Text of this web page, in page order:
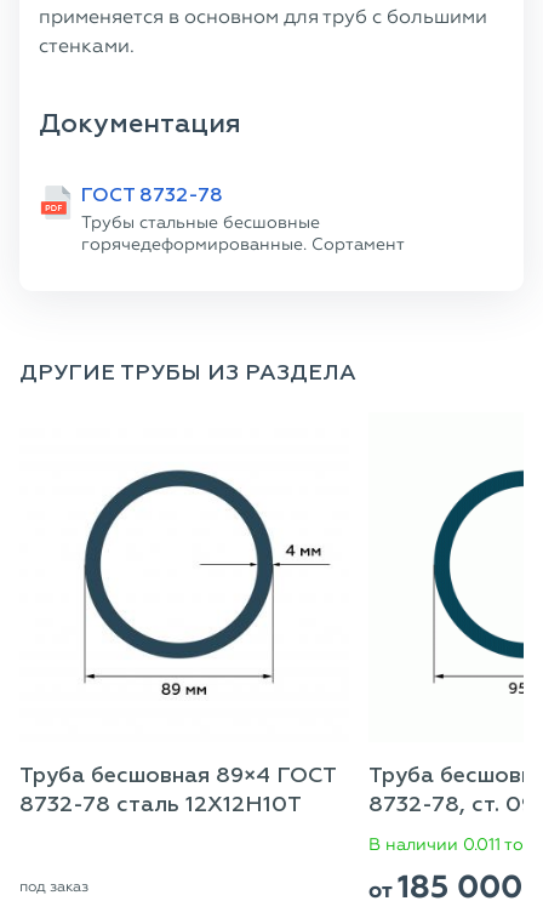
применяется в основном для труб с большими
стенками.
Документация
ГОСТ 8732-78
Трубы стальные бесшовные
горячедеформированные. Сортамент
ДРУГИЕ ТРУБЫ ИЗ РАЗДЕЛА
Труба бесшовная 89×4 ГОСТ
8732-78 сталь 12Х12Н10Т
под заказ
Труба
8732-78, ст.
В наличии 0.011
от185 000